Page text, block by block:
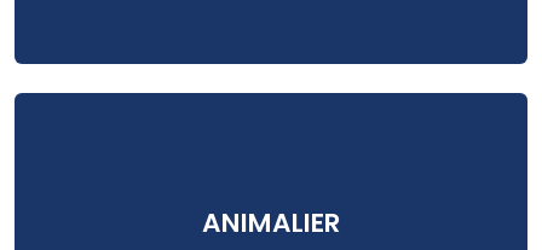
ANIMALIER